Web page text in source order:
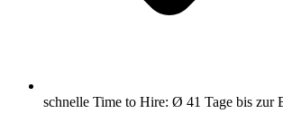
schnelle Time to Hire: Ø 41 Tage bis zur